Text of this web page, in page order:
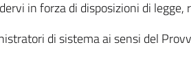
in forza di disposizioni di
di sistema ai sensi del